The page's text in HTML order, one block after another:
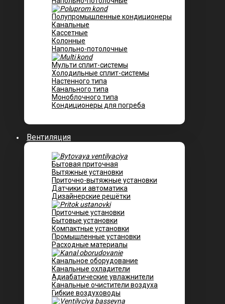
Полупромышленные кондиционеры
Канальные
Кассетные
Колонные
Напольно-потолочные
Мульти сплит-системы
Холодильные сплит-системы
Настенного типа
Канального типа
Моноблочного типа
Кондиционеры для погреба
Вентиляция
Бытовая приточная
Вытяжные установки
Приточно-вытяжные установки
Датчики и автоматика
Дизайнерские решётки
Приточные установки
Бытовые установки
Компактные установки
Промышленные установки
Расходные материалы
Канальное оборудование
Канальные охладители
Адиабатические увлажнители
Канальные очистители воздуха
Гибкие воздуховоды